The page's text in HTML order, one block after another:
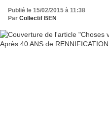
Publié le 15/02/2015 à 11:38
Par Collectif BEN